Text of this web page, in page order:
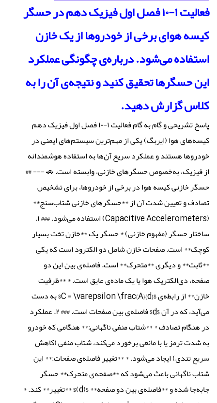
فعالیت ۱-۱۰ فصل اول فیزیک دهم در حسگر
کیسه هوای برخی از خودروها از یک خازن
استفاده می‌شود. درباره‌ی چگونگی عملکرد
این حسگرها تحقیق کنید و نتیجه‌ی آن را به
کلاس گزارش دهید.
پاسخ تشریحی و گام به گام فعالیت ۱-۱۰ فصل اول فیزیک دهم
کیسه‌های هوا (ایربگ) یکی از مهم‌ترین سیستم‌های ایمنی در
خودروها هستند و عملکرد سریع آن‌ها به استفاده هوشمندانه
از فیزیک، به‌خصوص حسگرهای خازنی، وابسته است. 🚗 --- ##
حسگر خازنی کیسه هوا در برخی از خودروها، برای تشخیص
تصادف و تعیین شدت آن از **حسگرهای خازنی شتاب‌سنج**
(Capacitive Accelerometers) استفاده می‌شود. ### ۱.
ساختار حسگر (مفهوم خازنی) * حسگر یک **خازن تخت بسیار
کوچک** است. صفحات خازن شامل دو الکترود است که یکی
**ثابت** و دیگری **متحرک** است. فاصله‌ی بین این دو
صفحه، دی‌الکتریک هوا یا یک ماده‌ی عایق است. * **ظرفیت
خازن** از رابطه‌ی $C = \varepsilon \frac{A}{d}$ به دست
می‌آید، که در آن $d$ فاصله‌ی بین صفحات است. ### ۲. عملکرد
در هنگام تصادف * **شتاب منفی ناگهانی:** هنگامی که خودرو
به شدت ترمز یا با مانعی برخورد می‌کند، شتاب منفی (کاهش
سریع تندی) ایجاد می‌شود. * **تغییر فاصله‌ی صفحات:** این
شتاب ناگهانی باعث می‌شود که **صفحه‌ی متحرک** حسگر
جابه‌جا شده و **فاصله‌ی بین دو صفحه** $(d)$ **تغییر** کند. *